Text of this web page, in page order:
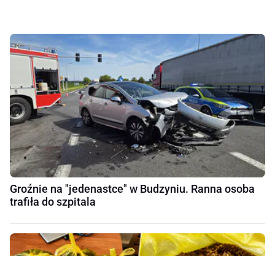
Groźnie na "jedenastce" w Budzyniu. Ranna osoba
trafiła do szpitala